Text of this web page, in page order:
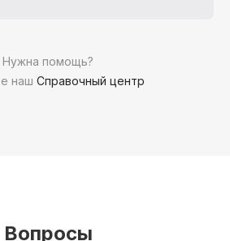
Нужна помощь?
наш Справочный центр
Вопросы